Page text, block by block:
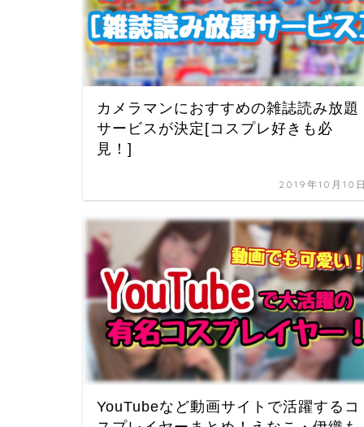
カメラマンにおすすめの雑誌読み放題
サービスが決定[コスプレ好きも必
見！]
2019年10月10
YouTubeなど動画サイトで活躍するコ